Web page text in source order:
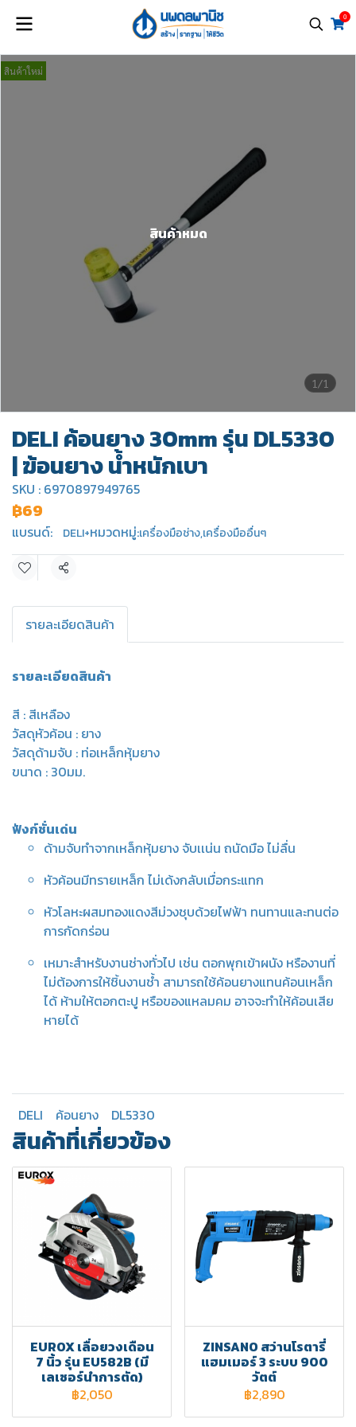
0
1/1
สินค้าใหม่
สินค้าหมด
DELI ค้อนยาง 30mm รุ่น DL5330
| ฆ้อนยาง น้ำหนักเบา
SKU : 6970897949765
฿69
แบรนด์: DELI+หมวดหมู่:เครื่องมือช่าง,เครื่องมืออื่นๆ
แชร์
รายละเอียดสินค้า
รายละเอียดสินค้า
สี : สีเหลือง
วัสดุหัวค้อน : ยาง
วัสดุด้ามจับ : ท่อเหล็กหุ้มยาง
ขนาด : 30มม.
ฟังก์ชั่นเด่น
ด้ามจับทำจากเหล็กหุ้มยาง จับเเน่น ถนัดมือ ไม่ลื่น
หัวค้อนมีทรายเหล็ก ไม่เด้งกลับเมื่อกระแทก
หัวโลหะผสมทองแดงสีม่วงชุบด้วยไฟฟ้า ทนทานและทนต่อ
การกัดกร่อน
เหมาะสำหรับงานช่างทั่วไป เช่น ตอกพุกเข้าผนัง หรืองานที่
ไม่ต้องการให้ชิ้นงานช้ำ สามารถใช้ค้อนยางแทนค้อนเหล็ก
ได้ ห้ามให้ตอกตะปู หรือของแหลมคม อาจจะทำให้ค้อนเสีย
หายได้
DELI ค้อนยาง DL5330
สินค้าที่เกี่ยวข้อง
EUROX เลื่อยวงเดือน
7 นิ้ว รุ่น EU582B (มี
เลเซอร์นำการตัด)
฿2,050
ZINSANO สว่านโรตารี่
แฮมเมอร์ 3 ระบบ 900
วัตต์
฿2,890